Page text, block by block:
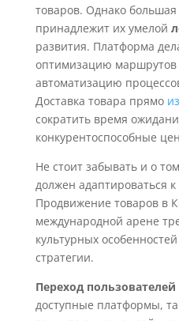
товаров. Однако большая
принадлежит их умелой
развития. Платформа
оптимизацию маршрутов
автоматизацию
Доставка товара прямо
сократить время
конкурентоспособные
Не стоит забывать и о
должен адаптироваться
Продвижение товаров в
международной арене
культурных
стратегии.
Переход пользователей
доступные платформы,